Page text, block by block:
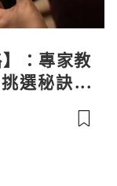
：專家教
選秘訣與